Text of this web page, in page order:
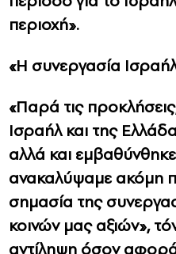
περιοχή».
«Η συνεργασία
«Παρά τις
Ισραήλ και της
αλλά και
ανακαλύψαμε ακόμη
σημασία της
κοινών μας αξιών»,
αντίληψη όσον